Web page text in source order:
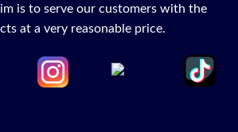
is to serve our customers with the
at a very reasonable price.